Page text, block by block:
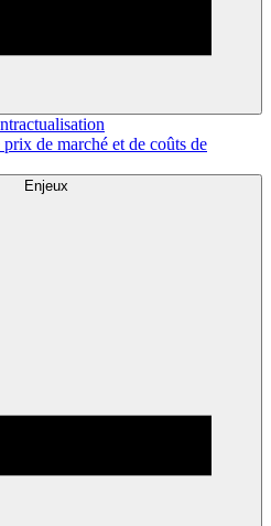
de marché et de coûts de
Enjeux